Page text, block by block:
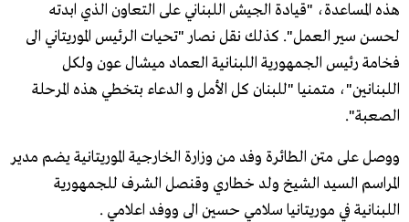
هذه المساعدة، "قيادة الجيش اللبناني على التعاون الذي ابدته
لحسن سير العمل". كذلك نقل نصار "تحيات الرئيس الموريتاني الى
فخامة رئيس الجمهورية اللبنانية العماد ميشال عون ولكل
اللبنانين"، متمنيا "للبنان كل الأمل و الدعاء بتخطي هذه المرحلة
الصعبة".
ووصل على متن الطائرة وفد من وزارة الخارجية الموريتانية يضم مدير
المراسم السيد الشيخ ولد خطاري وقنصل الشرف للجمهورية
اللبنانية في موريتانيا سلامي حسين الى ووفد اعلامي .